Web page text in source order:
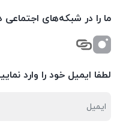
ما را در شبکه‌های اجتماعی
لطفا ایمیل خود را وارد